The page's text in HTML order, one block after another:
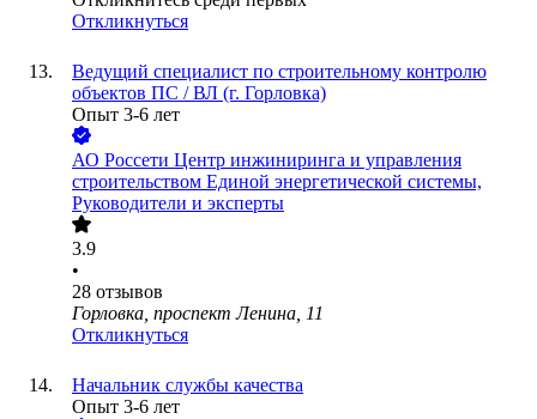
Откликнуться
Ведущий специалист по строительному контролю
объектов ПС / ВЛ (г. Горловка)
Опыт 3-6 лет
АО Россети Центр инжиниринга и управления
строительством Единой энергетической системы,
Руководители и эксперты
3.9
•
28 отзывов
Горловка, проспект Ленина, 11
Откликнуться
Начальник службы качества
Опыт 3-6 лет